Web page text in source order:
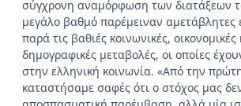
σύγχρονη αναμόρφωση των διατάξεων
μεγάλο βαθμό παρέμειναν αμετάβλητες
παρά τις βαθιές κοινωνικές, οικονομικές
δημογραφικές μεταβολές, οι οποίες
στην ελληνική κοινωνία. «Από την
καταστήσαμε σαφές ότι ο στόχος μας